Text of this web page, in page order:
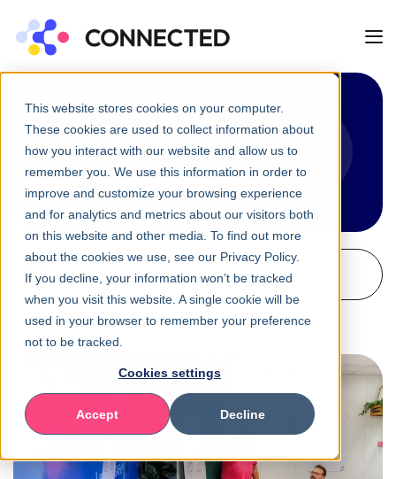
This website stores cookies on your computer.
These cookies are used to collect information about
how you interact with our website and allow us to
remember you. We use this information in order to
improve and customize your browsing experience
and for analytics and metrics about our visitors both
on this website and other media. To find out more
about the cookies we use, see our Privacy Policy.
If you decline, your information won’t be tracked
when you visit this website. A single cookie will be
used in your browser to remember your preference
not to be tracked.
Cookies settings
Accept Decline
Kennisbank
Filteren